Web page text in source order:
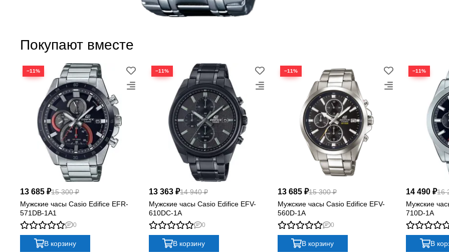
Покупают вместе
−11%
13 685 ₽15 300 ₽
Мужские часы Casio Edifice EFR-
571DB-1A1
0
В корзину
−11%
13 363 ₽14 940 ₽
Мужские часы Casio Edifice EFV-
610DC-1A
0
В корзину
−11%
13 685 ₽15 300 ₽
Мужские часы Casio Edifice EFV-
560D-1A
0
В корзину
−11%
14 490 ₽16
Мужские
710D-1A
В